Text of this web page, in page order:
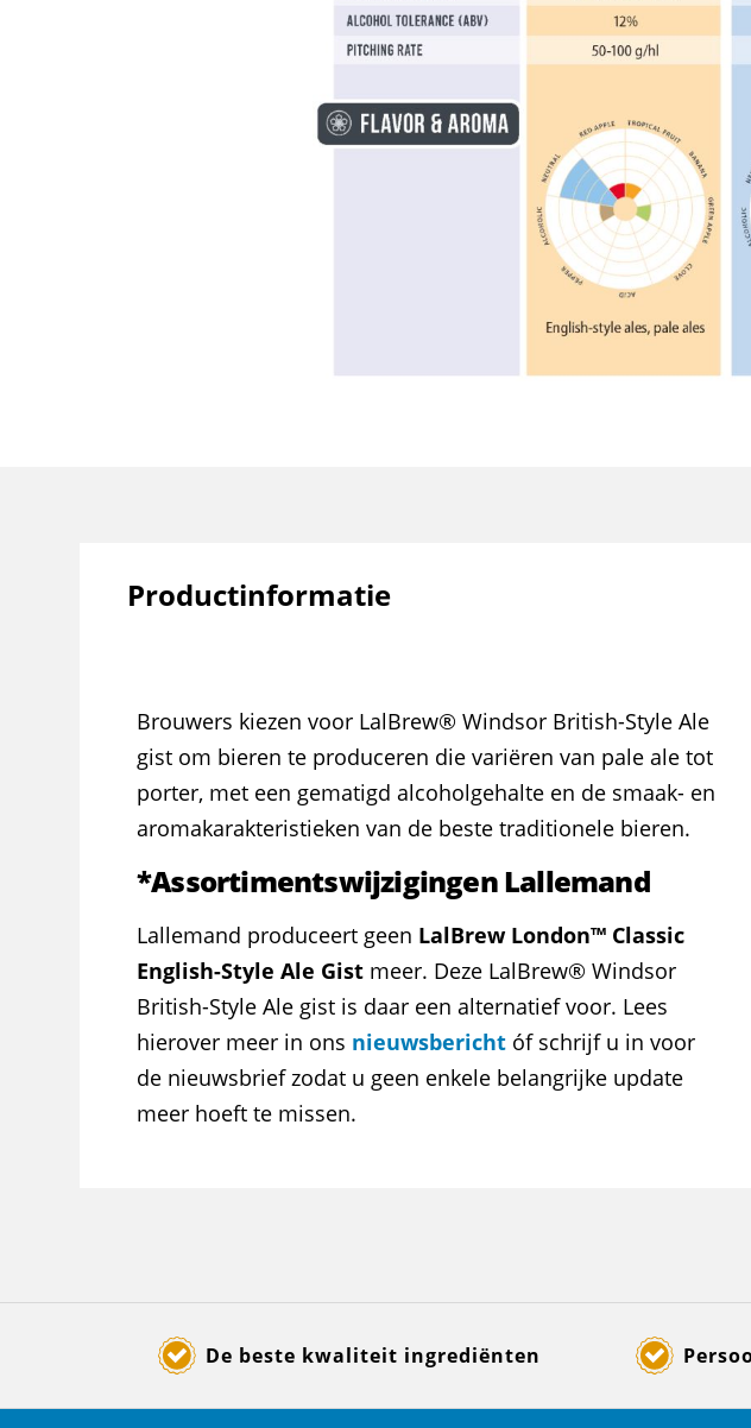
Productinformatie
Brouwers kiezen voor LalBrew® Windsor British-Style Ale
gist om bieren te produceren die variëren van pale ale tot
porter, met een gematigd alcoholgehalte en de smaak- en
aromakarakteristieken van de beste traditionele bieren.
*Assortimentswijzigingen Lallemand
Lallemand produceert geen LalBrew London™ Classic
English-Style Ale Gist meer. Deze LalBrew® Windsor
British-Style Ale gist is daar een alternatief voor. Lees
hierover meer in ons nieuwsbericht óf schrijf u in voor
de nieuwsbrief zodat u geen enkele belangrijke update
meer hoeft te missen.
De beste kwaliteit ingrediënten